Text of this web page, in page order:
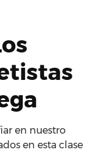
en nuestro
en esta clase